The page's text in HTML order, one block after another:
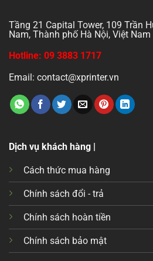
Tầng 21 Capital Tower, 109 Trần
Nam, Thành phố Hà Nội, Việt Nam
Hotline: 09 3883 1717
Email: contact@xprinter.vn
Dịch vụ khách hàng |
Cách thức mua hàng
Chính sách đổi - trả
Chính sách hoàn tiền
Chính sách bảo mật